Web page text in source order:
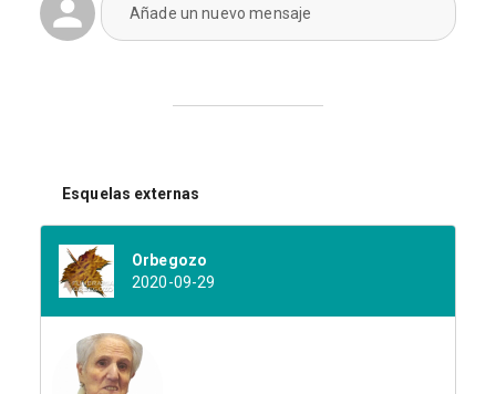
Añade un nuevo mensaje
Esquelas externas
Orbegozo
2020-09-29